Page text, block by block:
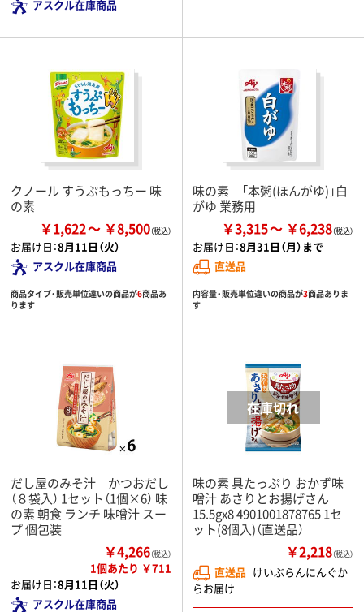
アスクル在庫商品
クノール すうぷもっちー 味
の素
￥1,622 ￥8,500
お届け日：8月11日（火）
アスクル在庫商品
商品タイプ・販売単位違いの商品が6商品あ
ります
味の素 「本粥(ほんがゆ)」白
がゆ 業務用
￥3,315 ￥6,238
お届け日：8月31日（月）まで
直送品
内容量・販売単位違いの商品が3商品ありま
す
だし屋のみそ汁 かつおだし
（８袋入） 1セット（1個×6） 味
の素 朝食 ランチ 味噌汁 スー
プ 個包装
￥4,266（税込）
1個あたり ￥711
お届け日：8月11日（火）
アスクル在庫商品
味の素 具たっぷり おかず味
噌汁 あさりとお揚げさん
15.5gx8 4901001878765 1セ
ット(8個入)（直送品）
￥2,218（税込）
直送品 けいぷらんにんぐか
らお届け